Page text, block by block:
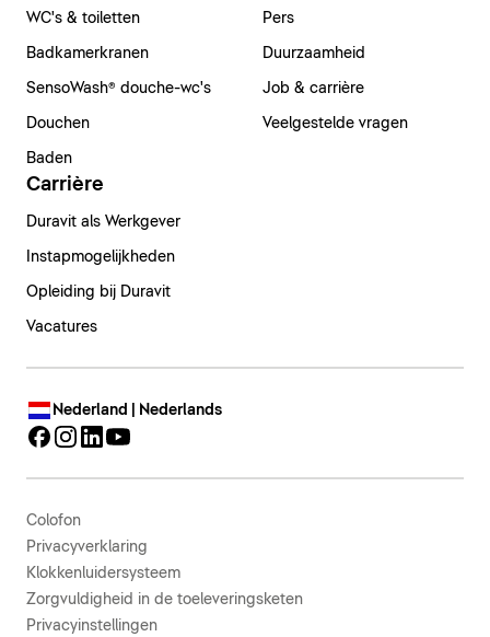
WC's & toiletten
Badkamerkranen
SensoWash® douche-wc's
Douchen
Baden
Pers
Duurzaamheid
Job & carrière
Veelgestelde vragen
Carrière
Duravit als Werkgever
Instapmogelijkheden
Opleiding bij Duravit
Vacatures
Nederland | Nederlands
Colofon
Privacyverklaring
Klokkenluidersysteem
Zorgvuldigheid in de toeleveringsketen
Privacyinstellingen